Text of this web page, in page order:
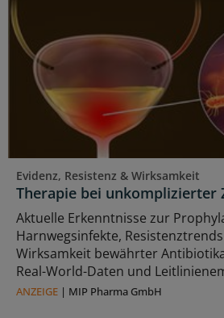
Evidenz, Resistenz & Wirksamkeit
Therapie bei unkomplizierter
Aktuelle Erkenntnisse zur
Harnwegsinfekte,
Wirksamkeit bewährter
Real-World-Daten und
ANZEIGE | MIP Pharma GmbH